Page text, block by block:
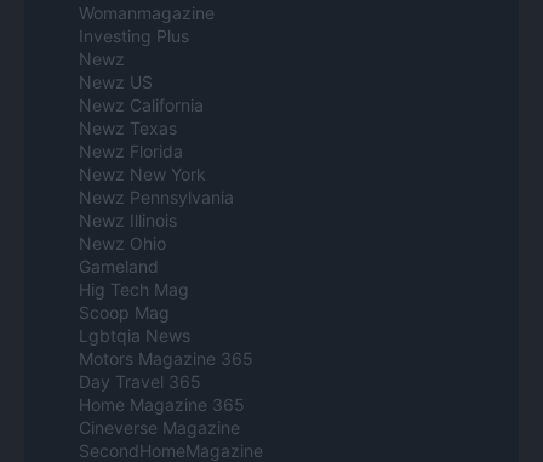
Womanmagazine
Investing Plus
Newz
Newz US
Newz California
Newz Texas
Newz Florida
Newz New York
Newz Pennsylvania
Newz Illinois
Newz Ohio
Gameland
Hig Tech Mag
Scoop Mag
Lgbtqia News
Motors Magazine 365
Day Travel 365
Home Magazine 365
Cineverse Magazine
SecondHomeMagazine